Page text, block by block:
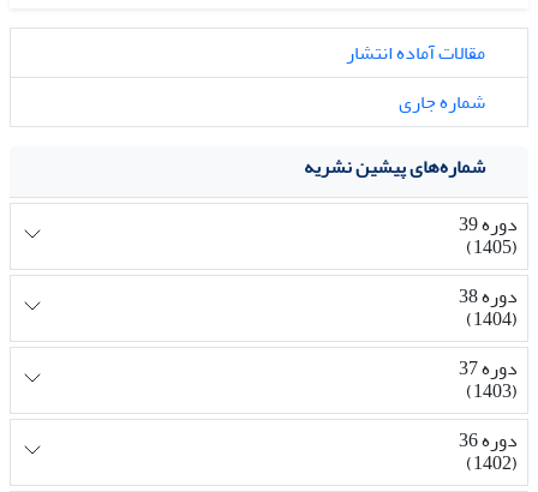
مقالات آماده انتشار
شماره جاری
شماره‌های پیشین نشریه
دوره 39
(1405)
دوره 38
(1404)
دوره 37
(1403)
دوره 36
(1402)